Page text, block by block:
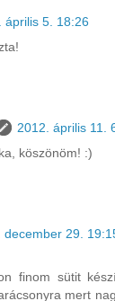
április 5. 18:26
2012. április 11.
köszönöm! :)
december 29.
finom sütit
mert